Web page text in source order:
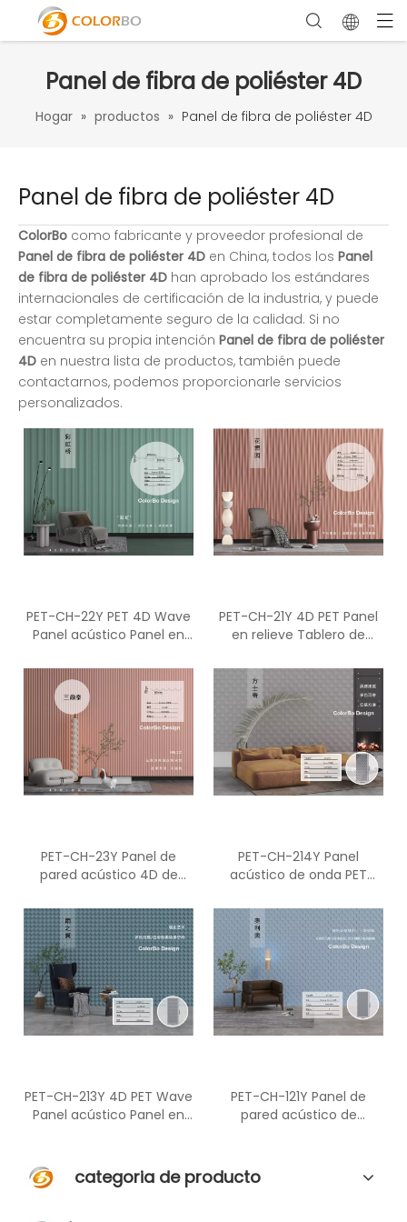
Panel de fibra de poliéster 4D
Hogar » productos » Panel de fibra de poliéster 4D
Panel de fibra de poliéster 4D
ColorBo como fabricante y proveedor profesional de
Panel de fibra de poliéster 4D en China, todos los Panel
de fibra de poliéster 4D han aprobado los estándares
internacionales de certificación de la industria, y puede
estar completamente seguro de la calidad. Si no
encuentra su propia intención Panel de fibra de poliéster
4D en nuestra lista de productos, también puede
contactarnos, podemos proporcionarle servicios
personalizados.
PET-CH-22Y PET 4D Wave
Panel acústico Panel en
sonido
PET-CH-21Y 4D PET Panel
en relieve Tablero de
acústico de onda
PET-CH-23Y Panel de
pared acústico 4D de
fibra de poliéster
PET-CH-214Y Panel
acústico de onda PET
acústico de sonido
PET-CH-213Y 4D PET Wave
Panel acústico Panel en
PET-CH-121Y Panel de
pared acústico de
categoria de producto